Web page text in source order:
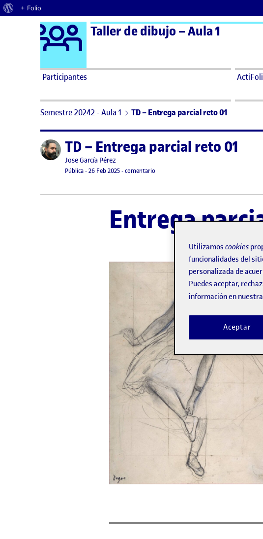
Acerca de WordPress
+ Folio
Saltar al contenido Logo Ágora
Taller de dibujo – Aula 1
Participantes
Semestre 20242 - Aula 1 TD – Entrega parcial reto 01
Publicado porTD – Entrega parcial reto 01
Publicado por
Jose García Pérez
Visibilidad:
Pública-Fecha de publicación
26 Feb 20257 mayo, 2026 11:32 am
-comentario
Entrega
Utilizamos cookies
funcionalidades del
personalizada de
Puedes aceptar,
información en nuestra
Aceptar